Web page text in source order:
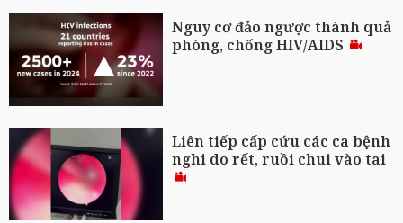
Nguy cơ đảo ngược thành quả
phòng, chống HIV/AIDS
Liên tiếp cấp cứu các ca bệnh
nghi do rết, ruồi chui vào tai